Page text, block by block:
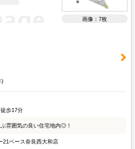
画像：7枚
)
歩17分
雰囲気の良い住宅地内◎！
21ベース奈良西大和店